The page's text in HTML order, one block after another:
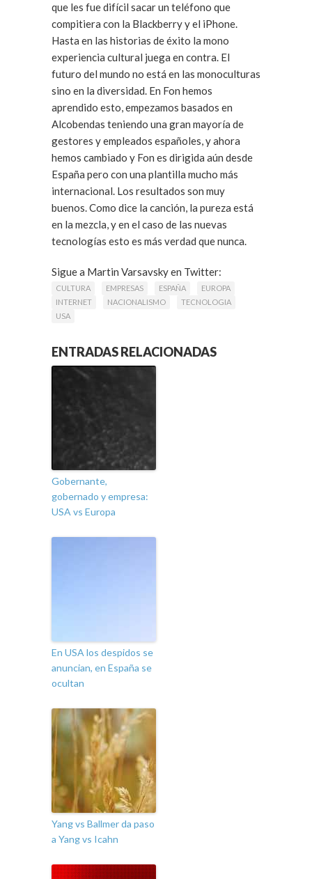
que les fue difícil sacar un teléfono que
compitiera con la Blackberry y el iPhone.
Hasta en las historias de éxito la mono
experiencia cultural juega en contra. El
futuro del mundo no está en las monoculturas
sino en la diversidad. En Fon hemos
aprendido esto, empezamos basados en
Alcobendas teniendo una gran mayoría de
gestores y empleados españoles, y ahora
hemos cambiado y Fon es dirigida aún desde
España pero con una plantilla mucho más
internacional. Los resultados son muy
buenos. Como dice la canción, la pureza está
en la mezcla, y en el caso de las nuevas
tecnologías esto es más verdad que nunca.
Sigue a Martin Varsavsky en Twitter:
twitter.com/martinvars
CULTURA EMPRESAS ESPAÑA
EUROPA
INTERNET
NACIONALISMO
TECNOLOGIA
USA
ENTRADAS RELACIONADAS
Gobernante,
gobernado y empresa:
USA vs Europa
En USA los despidos se
anuncian, en España se
ocultan
Yang vs Ballmer da paso
a Yang vs Icahn